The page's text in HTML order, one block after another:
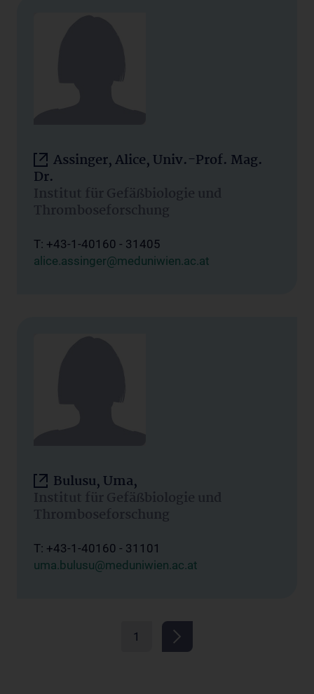
Assinger, Alice, Univ.-Prof. Mag.
Dr.
Institut für Gefäßbiologie und
Thromboseforschung
T: +43-1-40160 - 31405
alice.assinger@meduniwien.ac.at
Bulusu, Uma,
Institut für Gefäßbiologie und
Thromboseforschung
T: +43-1-40160 - 31101
uma.bulusu@meduniwien.ac.at
1